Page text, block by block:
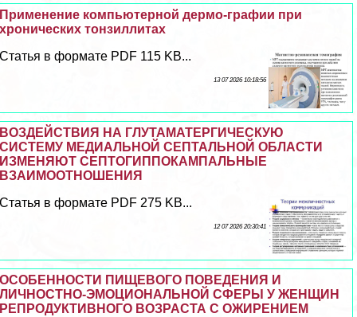
Применение компьютерной дермо-графии при
хронических тонзиллитах
Статья в формате PDF 115 KB...
13 07 2026 10:18:56
ВОЗДЕЙСТВИЯ НА ГЛУТАМАТЕРГИЧЕСКУЮ
СИСТЕМУ МЕДИАЛЬНОЙ СЕПТАЛЬНОЙ ОБЛАСТИ
ИЗМЕНЯЮТ СЕПТОГИППОКАМПАЛЬНЫЕ
ВЗАИМООТНОШЕНИЯ
Статья в формате PDF 275 KB...
12 07 2026 20:30:41
ОСОБЕННОСТИ ПИЩЕВОГО ПОВЕДЕНИЯ И
ЛИЧНОСТНО-ЭМОЦИОНАЛЬНОЙ СФЕРЫ У ЖЕНЩИН
РЕПРОДУКТИВНОГО ВОЗРАСТА С ОЖИРЕНИЕМ